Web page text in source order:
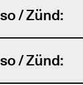
/ Zünd:
/ Zünd: